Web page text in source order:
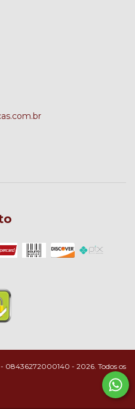
08436272000140 - 2026. Todos os